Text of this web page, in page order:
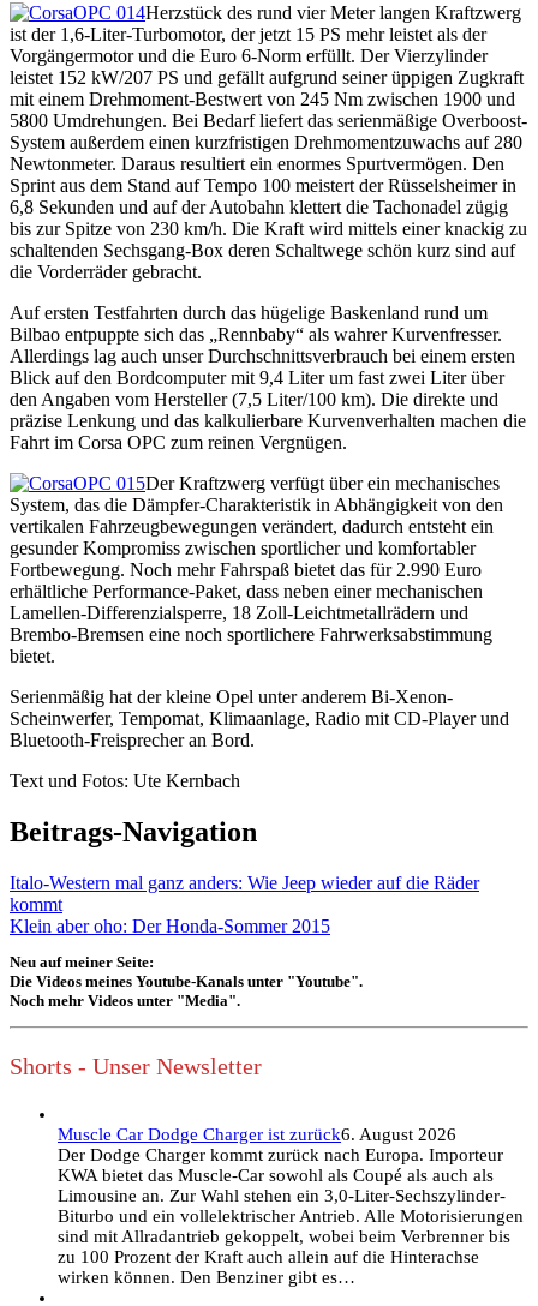
Herzstück des rund vier Meter langen Kraftzwerg
ist der 1,6-Liter-Turbomotor, der jetzt 15 PS mehr leistet als der
Vorgängermotor und die Euro 6-Norm erfüllt. Der Vierzylinder
leistet 152 kW/207 PS und gefällt aufgrund seiner üppigen Zugkraft
mit einem Drehmoment-Bestwert von 245 Nm zwischen 1900 und
5800 Umdrehungen. Bei Bedarf liefert das serienmäßige Overboost-
System außerdem einen kurzfristigen Drehmomentzuwachs auf 280
Newtonmeter. Daraus resultiert ein enormes Spurtvermögen. Den
Sprint aus dem Stand auf Tempo 100 meistert der Rüsselsheimer in
6,8 Sekunden und auf der Autobahn klettert die Tachonadel zügig
bis zur Spitze von 230 km/h. Die Kraft wird mittels einer knackig zu
schaltenden Sechsgang-Box deren Schaltwege schön kurz sind auf
die Vorderräder gebracht.
Auf ersten Testfahrten durch das hügelige Baskenland rund um
Bilbao entpuppte sich das „Rennbaby“ als wahrer Kurvenfresser.
Allerdings lag auch unser Durchschnittsverbrauch bei einem ersten
Blick auf den Bordcomputer mit 9,4 Liter um fast zwei Liter über
den Angaben vom Hersteller (7,5 Liter/100 km). Die direkte und
präzise Lenkung und das kalkulierbare Kurvenverhalten machen die
Fahrt im Corsa OPC zum reinen Vergnügen.
Der Kraftzwerg verfügt über ein mechanisches
System, das die Dämpfer-Charakteristik in Abhängigkeit von den
vertikalen Fahrzeugbewegungen verändert, dadurch entsteht ein
gesunder Kompromiss zwischen sportlicher und komfortabler
Fortbewegung. Noch mehr Fahrspaß bietet das für 2.990 Euro
erhältliche Performance-Paket, dass neben einer mechanischen
Lamellen-Differenzialsperre, 18 Zoll-Leichtmetallrädern und
Brembo-Bremsen eine noch sportlichere Fahrwerksabstimmung
bietet.
Serienmäßig hat der kleine Opel unter anderem Bi-Xenon-
Scheinwerfer, Tempomat, Klimaanlage, Radio mit CD-Player und
Bluetooth-Freisprecher an Bord.
Text und Fotos: Ute Kernbach
Beitrags-Navigation
Italo-Western mal ganz anders: Wie Jeep wieder auf die Räder
kommt
Klein aber oho: Der Honda-Sommer 2015
Neu auf meiner Seite:
Die Videos meines Youtube-Kanals unter "Youtube".
Noch mehr Videos unter "Media".
Shorts - Unser Newsletter
Muscle Car Dodge Charger ist zurück6. August 2026
Der Dodge Charger kommt zurück nach Europa. Importeur
KWA bietet das Muscle-Car sowohl als Coupé als auch als
Limousine an. Zur Wahl stehen ein 3,0-Liter-Sechszylinder-
Biturbo und ein vollelektrischer Antrieb. Alle Motorisierungen
sind mit Allradantrieb gekoppelt, wobei beim Verbrenner bis
zu 100 Prozent der Kraft auch allein auf die Hinterachse
wirken können. Den Benziner gibt es…